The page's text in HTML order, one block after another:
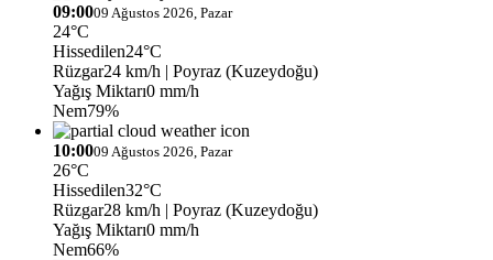
09:0009 Ağustos 2026, Pazar
24°C
Hissedilen24°C
Rüzgar24 km/h | Poyraz (Kuzeydoğu)
Yağış Miktarı0 mm/h
Nem79%
10:0009 Ağustos 2026, Pazar
26°C
Hissedilen32°C
Rüzgar28 km/h | Poyraz (Kuzeydoğu)
Yağış Miktarı0 mm/h
Nem66%